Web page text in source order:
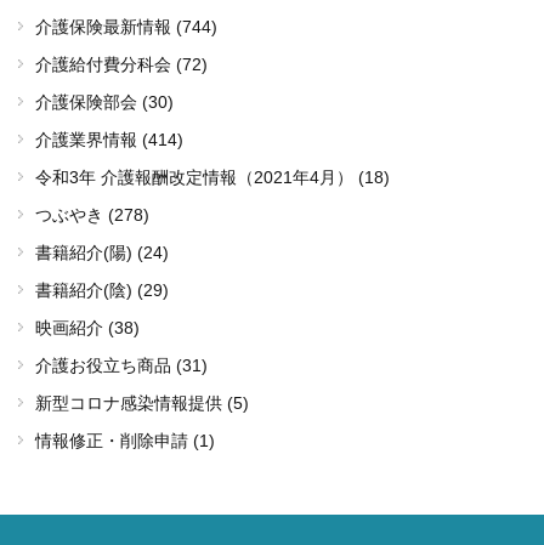
介護保険最新情報 (744)
介護給付費分科会 (72)
介護保険部会 (30)
介護業界情報 (414)
令和3年 介護報酬改定情報（2021年4月） (18)
つぶやき (278)
書籍紹介(陽) (24)
書籍紹介(陰) (29)
映画紹介 (38)
介護お役立ち商品 (31)
新型コロナ感染情報提供 (5)
情報修正・削除申請 (1)